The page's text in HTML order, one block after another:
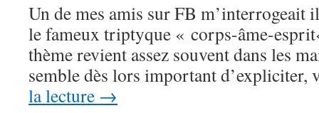
Un de mes amis sur FB m’interrogeait
le fameux triptyque « corps-âme-
thème revient assez souvent dans les
semble dès lors important
la lecture →